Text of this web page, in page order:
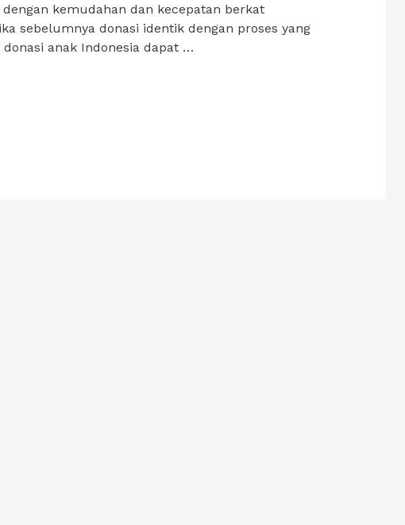
kemudahan dan kecepatan berkat
sebelumnya donasi identik dengan proses yang
anak Indonesia dapat …